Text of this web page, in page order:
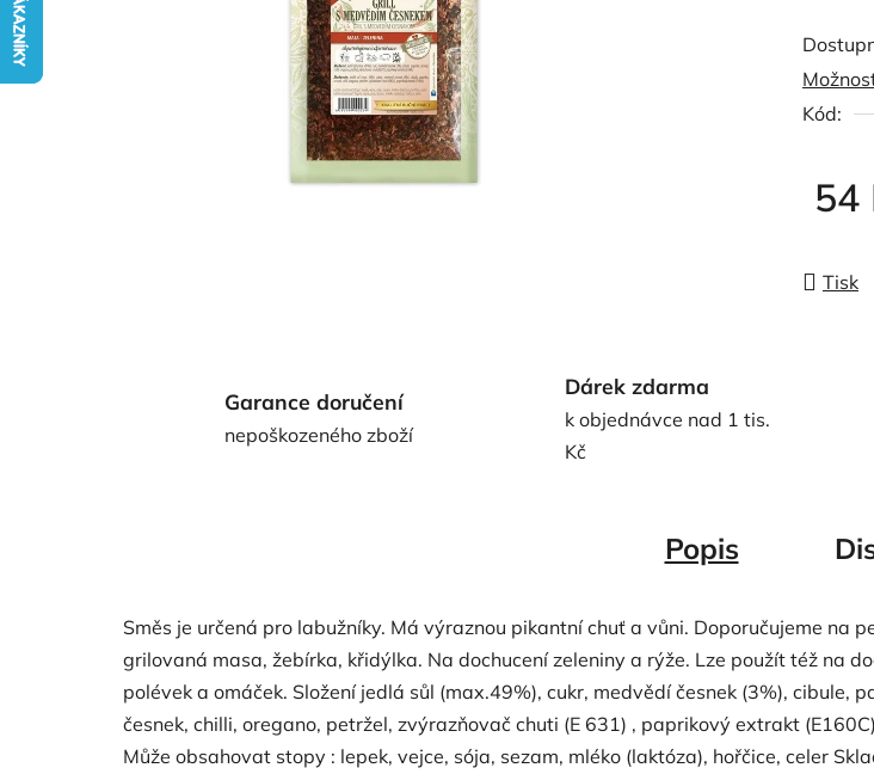
je
0,0
z
Kód:
54
Tisk
Garance doručení
nepoškozeného zboží
Dárek zdarma
k objednávce nad 1 tis.
Kč
Popis
Směs je určená pro labužníky. Má výraznou pikantní chuť a vůni. Doporučujeme na
grilovaná masa, žebírka, křidýlka. Na dochucení zeleniny a rýže. Lze použít též na
polévek a omáček. Složení jedlá sůl (max.49%), cukr, medvědí česnek (3%), cibule,
česnek, chilli, oregano, petržel, zvýrazňovač chuti (E 631) , paprikový extrakt
Může obsahovat stopy : lepek, vejce, sója, sezam, mléko (laktóza), hořčice, celer